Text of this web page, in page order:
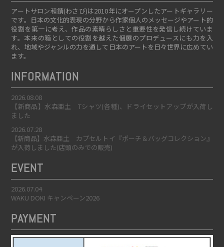
アートサロン和錆(わさび)は2010年にオープンしたアートギャラリー
です。日本の文化的表現の分野から作家個人のメッセージやアート的
役割を第一に考え、作品の素晴らしさと重要性を発信し続けていま
す。本来の箱としての役割を越えた個展のプロデュースにも力を入
れ、地域やジャンルの力を通して日本のアートを日々世界に広めてい
ます。
INFORMATION
2026.08.08
【新商品】水森亜土 Tシャツ(各種)、ドライセットアップが入荷し
ました
2026.07.28
【新商品】水森亜土 カプセルトイ『ポーチ＆バッグコレクション』
が入荷しました(店頭のみでの販売)
EVENT
2026.07.04
WAKU DOKI キャンペーン2026
PAYMENT